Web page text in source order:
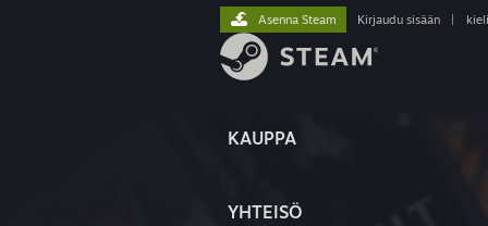
KAUPPA
YHTEISÖ
Asenna Steam Kirjaudu sisään kieli